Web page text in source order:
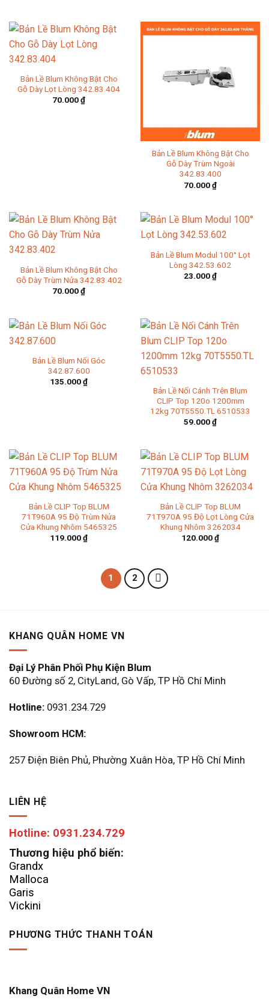
Bản Lề Blum Không Bật Cho
Gỗ Dày Lọt Lòng 342.83.404
70.000₫
Bản Lề Blum Không Bật Cho
Gỗ Dày Trùm Ngoài
342.83.400
70.000₫
Bản Lề Blum Không Bật Cho
Gỗ Dày Trùm Nửa 342.83.402
70.000₫
Bản Lề Blum Modul 100° Lọt
Lòng 342.53.602
23.000₫
Bản Lề Blum Nối Góc
342.87.600
135.000₫
Bản Lề Nối Cánh Trên Blum
CLIP Top 120o 1200mm
12kg 70T5550.TL 6510533
59.000₫
Bản Lề CLIP Top BLUM
71T960A 95 Độ Trùm Nửa
Cửa Khung Nhôm 5465325
119.000₫
Bản Lề CLIP Top BLUM
71T970A 95 Độ Lọt Lòng Cửa
Khung Nhôm 3262034
120.000₫
1 2
KHANG QUÂN HOME VN
Đại Lý Phân Phối Phụ Kiện Blum
60 Đường số 2, CityLand, Gò Vấp, TP Hồ Chí Minh
Hotline: 0931.234.729
Showroom HCM:
257 Điện Biên Phủ, Phường Xuân Hòa, TP Hồ Chí Minh
LIÊN HỆ
Hotline: 0931.234.729
Thương hiệu phổ biến:
Grandx
Malloca
Garis
Vickini
PHƯƠNG THỨC THANH TOÁN
Khang Quân Home VN